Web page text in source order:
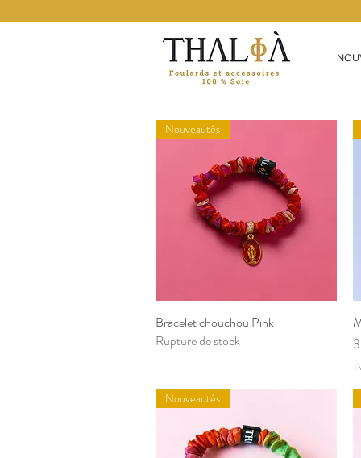
Aperçu rapide
Nouveautés
Bracelet chouchou Pink
Rupture de stock
Nouveautés